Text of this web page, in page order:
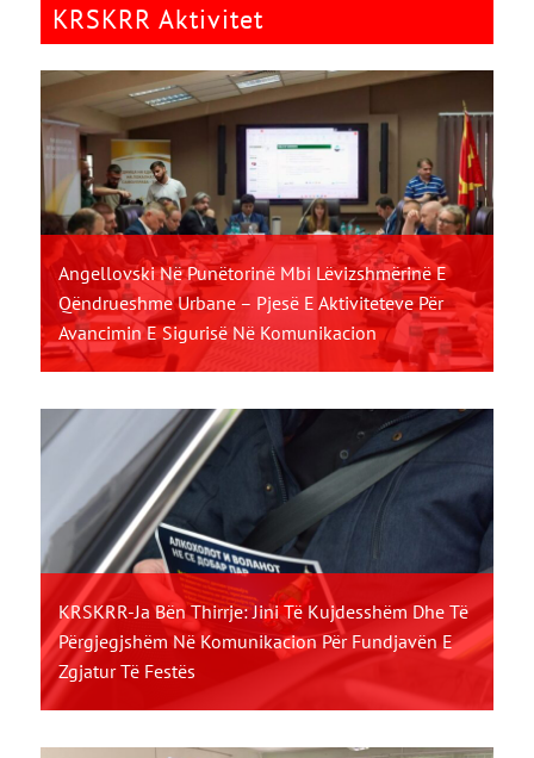
KRSKRR Aktivitet
Angellovski Në Punëtorinë Mbi Lëvizshmërinë E
Qëndrueshme Urbane – Pjesë E Aktiviteteve Për
Avancimin E Sigurisë Në Komunikacion
KRSKRR-Ja Bën Thirrje: Jini Të Kujdesshëm Dhe Të
Përgjegjshëm Në Komunikacion Për Fundjavën E
Zgjatur Të Festës